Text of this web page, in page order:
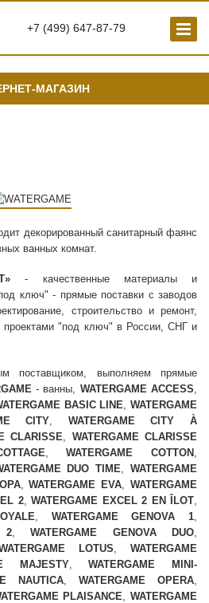
+7 (499) 647-87-79
МАГАЗИН
декорированный санитарный фаянс
ванных комнат.
- качественные материалы и
ключ" - прямые поставки с заводов
строительство и ремонт,
проектами "под ключ" в России, СНГ и
поставщиком, выполняем прямые
- ванны, WATERGAME ACCESS
BASIC LINE ,WATERGAME
CITY
WATERGAME CITY À
CLARISSE
WATERGAME CLARISSE
,WATERGAME COTTON
DUO TIME ,WATERGAME
,WATERGAME EVA ,WATERGAME
2, WATERGAME EXCEL 2 EN ÎLOT
WATERGAME GENOVA 1
2,WATERGAME GENOVA DUO
LOTUS
WATERGAME
MAJESTY,WATERGAME MINI-
NAUTICA WATERGAME OPERA
PLAISANCE
WATERGAME